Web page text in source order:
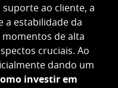
suporte ao cliente, a
a estabilidade da
de alta
cruciais. Ao
dando um
investir em